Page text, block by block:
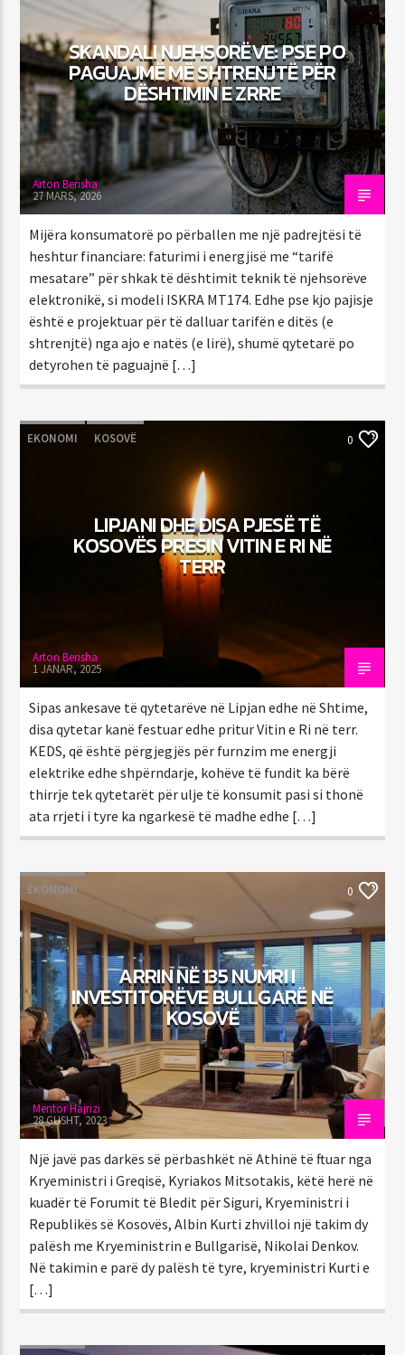
EMISIONI TANI
NJË KËNGË PËR TY
16:00 17:00
SKANDALI NJEHSORËVE: PSE PO
PAGUAJMË MË SHTRENJTË PËR
DËSHTIMIN E ZRRE
Arton Berisha
27 MARS, 2026
Mijëra konsumatorë po përballen me një padrejtësi të
heshtur financiare: faturimi i energjisë me “tarifë
mesatare” për shkak të dështimit teknik të njehsorëve
elektronikë, si modeli ISKRA MT174. Edhe pse kjo pajisje
është e projektuar për të dalluar tarifën e ditës (e
shtrenjtë) nga ajo e natës (e lirë), shumë qytetarë po
detyrohen të paguajnë […]
EKONOMI KOSOVË 0
LIPJANI DHE DISA PJESË TË
KOSOVËS PRESIN VITIN E RI NË
TERR
Arton Berisha
1 JANAR, 2025
Sipas ankesave të qytetarëve në Lipjan edhe në Shtime,
disa qytetar kanë festuar edhe pritur Vitin e Ri në terr.
KEDS, që është përgjegjës për furnzim me energji
elektrike edhe shpërndarje, kohëve të fundit ka bërë
thirrje tek qytetarët për ulje të konsumit pasi si thonë
ata rrjeti i tyre ka ngarkesë të madhe edhe […]
EKONOMI 0
ARRIN NË 135 NUMRI I
INVESTITORËVE BULLGARË NË
KOSOVË
Mentor Hajrizi
28 GUSHT, 2023
Një javë pas darkës së përbashkët në Athinë të ftuar nga
Kryeministri i Greqisë, Kyriakos Mitsotakis, këtë herë në
kuadër të Forumit të Bledit për Siguri, Kryeministri i
Republikës së Kosovës, Albin Kurti zhvilloi një takim dy
palësh me Kryeministrin e Bullgarisë, Nikolai Denkov.
Në takimin e parë dy palësh të tyre, kryeministri Kurti e
[…]